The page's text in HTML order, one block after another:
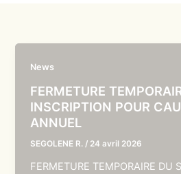
News
FERMETURE
INSCRIPTION POUR
ANNUEL
SEGOLENE R. / 24 avril 2026
FERMETURE TEMPORAIRE DU